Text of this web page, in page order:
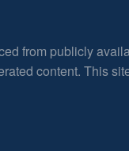
from publicly
content. This